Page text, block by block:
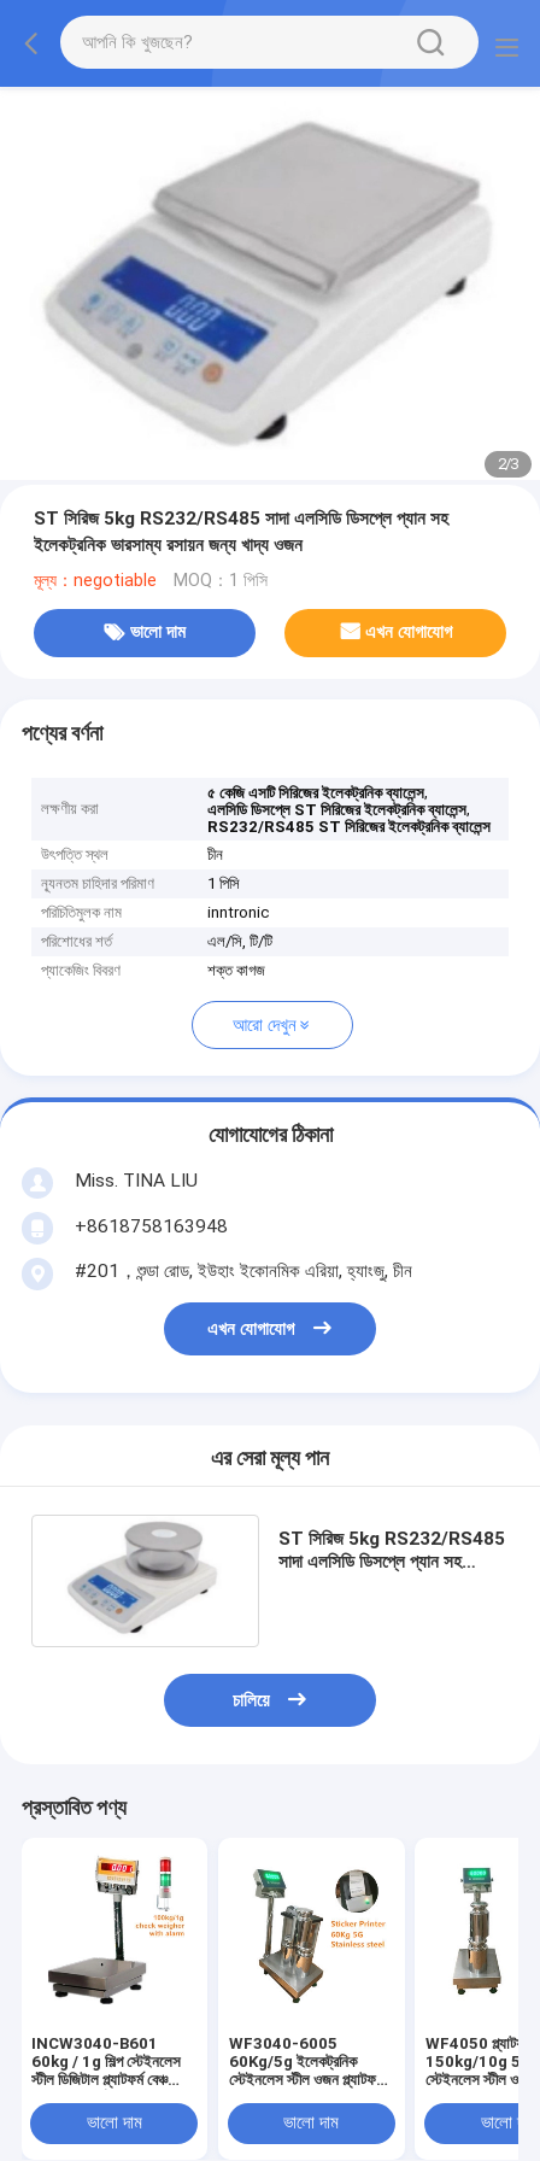
2/3
ST সিরিজ 5kg RS232/RS485 সাদা এলসিডি ডিসপ্লে প্যান সহ
ইলেকট্রনিক ভারসাম্য রসায়ন জন্য খাদ্য ওজন
মূল্য：negotiable MOQ：1 পিসি
ভালো দাম এখন যোগাযোগ
পণ্যের বর্ণনা
লক্ষণীয় করা
৫ কেজি এসটি সিরিজের ইলেকট্রনিক ব্যালেন্স,
এলসিডি ডিসপ্লে ST সিরিজের ইলেকট্রনিক ব্যালেন্স,
RS232/RS485 ST সিরিজের ইলেকট্রনিক ব্যালেন্স
উৎপত্তি স্থল
চীন
ন্যূনতম চাহিদার পরিমাণ
1 পিসি
পরিচিতিমুলক নাম
inntronic
পরিশোধের শর্ত
এল/সি, টি/টি
প্যাকেজিং বিবরণ
শক্ত কাগজ
আরো দেখুন
যোগাযোগের ঠিকানা
Miss. TINA LIU
+8618758163948
#201，শুন্ডা রোড, ইউহাং ইকোনমিক এরিয়া, হ্যাংজু, চীন
এখন যোগাযোগ
এর সেরা মূল্য পান
ST সিরিজ 5kg RS232/RS485
সাদা এলসিডি ডিসপ্লে প্যান সহ
চালিয়ে
প্রস্তাবিত পণ্য
INCW3040-B601
60kg / 1g শিল্প স্টেইনলেস
স্টীল ডিজিটাল প্ল্যাটফর্ম বেঞ্চ
LED/LCD SS ডিসপ্লে
220VAC
ভালো দাম
WF3040-6005
60Kg/5g ইলেকট্রনিক
স্টেইনলেস স্টীল ওজন প্ল্যাটফর্ম
স্কেল এসএস সূচক 220VAC
সহ
ভালো দাম
WF4050 প্ল্যাটফর্ম
150kg/10g 50g
স্টেইনলেস স্টীল ওজন
স্কেল 220VAC
ডিসপালি সহ
ভালো দাম